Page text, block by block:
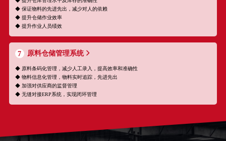
◆ 保证物料的先进先出，减少对人的依赖
◆ 提升仓储作业效率
◆ 提升作业人员绩效
7 原料仓储管理系统
◆ 原料条码化管理，减少人工录入，提高效率和准确性
◆ 物料信息化管理，物料实时追踪，先进先出
◆ 加强对供应商的监督管理
◆ 无缝对接ERP系统，实现闭环管理